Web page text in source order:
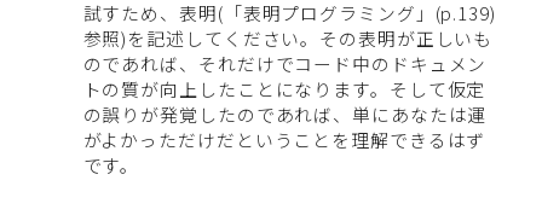
試すため、表明(「表明プログラミング」(p.139)
参照)を記述してください。その表明が正しいも
のであれば、それだけでコード中のドキュメン
トの質が向上したことになります。そして仮定
の誤りが発覚したのであれば、単にあなたは運
がよかっただけだということを理解できるはず
です。